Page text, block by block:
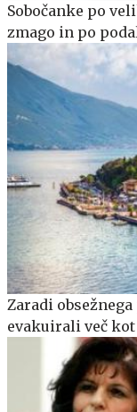
Sobočanke po
zmago in po
Zaradi
evakuirali več